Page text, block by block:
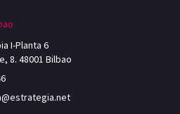
I-Planta 6
8. 48001 Bilbao